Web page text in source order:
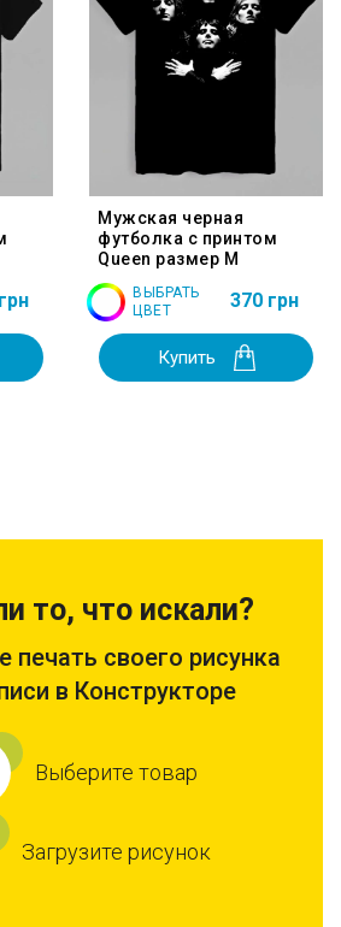
Мужская черная
футболка с принтом
Queen размер M
ВЫБРАТЬ
ЦВЕТ
370 грн
Купить
то, что искали?
печать своего рисунка
в Конструкторе
Выберите товар
Загрузите рисунок